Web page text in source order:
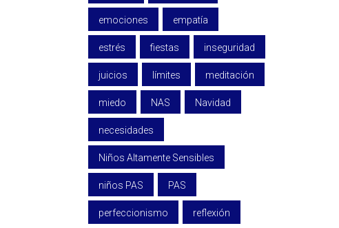
emociones empatía
estrés fiestas inseguridad
juicios límites meditación
miedo NAS Navidad
necesidades
Niños Altamente Sensibles
niños PAS PAS
perfeccionismo reflexión